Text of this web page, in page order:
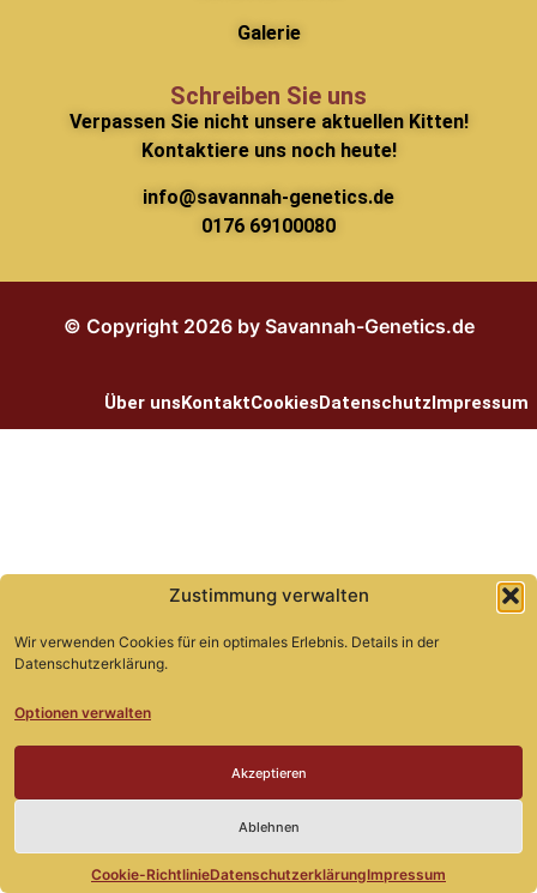
Zustimmung verwalten
Wir verwenden Cookies für ein optimales Erlebnis. Details in der
Datenschutzerklärung.
Optionen verwalten
Akzeptieren
Ablehnen
Cookie-RichtlinieDatenschutzerklärungImpressum
Galerie
Schreiben Sie uns
Verpassen Sie nicht unsere aktuellen Kitten!
Kontaktiere uns noch heute!
info@savannah-genetics.de
0176 69100080
© Copyright 2026 by Savannah-Genetics.de
Über unsKontaktCookiesDatenschutzImpressum